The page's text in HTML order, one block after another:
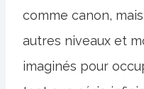
comme canon,
autres niveaux et
imaginés pour